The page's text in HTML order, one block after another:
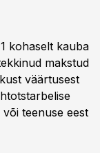
kohaselt kauba
makstud
väärtusest
teenuse eest